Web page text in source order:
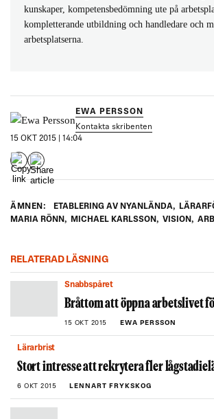
kunskaper, kompetensbedömning ute på
kompletterande utbildning och handledare och
arbetsplatserna.
EWA PERSSON
Kontakta skribenten
15 OKT 2015 | 14:04
ÄMNEN: ETABLERING AV NYANLÄNDA,
MARIA RÖNN, MICHAEL KARLSSON, VISION,
RELATERAD LÄSNING
Snabbspåret
Bråttom att öppna arbetslivet
15 OKT 2015 EWA PERSSON
Lärarbrist
Stort intresse att rekrytera fler
6 OKT 2015 LENNART FRYKSKOG